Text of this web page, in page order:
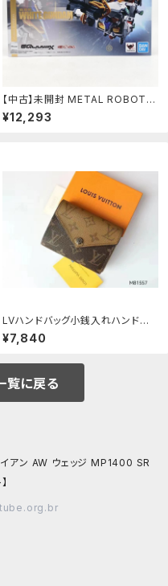
【中古】未開封 METAL ROBOT魂
RX-78-02 白いガンダム バンダイ
機動戦士Gundam GQuuuuuuX
¥12,293
LVハンドバッグ小銭入れハンドバッ
グ財布、財布、銀行カードバッグ、カ
ードホルダー[本日特価|新品未使
¥7,840
覧に戻る
ン AW ウェッジ MP1400 SR